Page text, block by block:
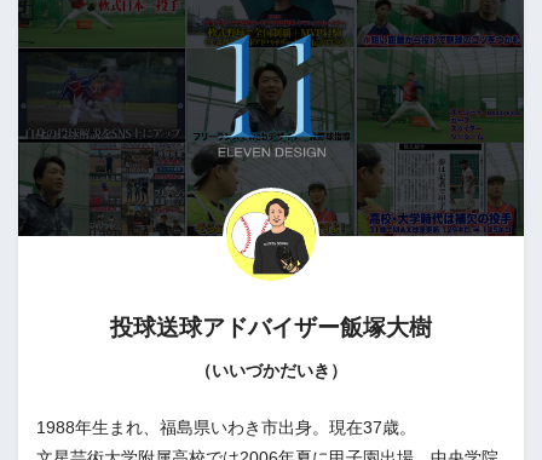
投球送球アドバイザー飯塚大樹
（いいづかだいき）
1988年生まれ、福島県いわき市出身。現在37歳。